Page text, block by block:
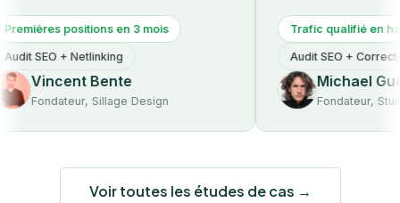
positions en 3 mois
SEO + Netlinking
Vincent Bente
Fondateur, Sillage Design
Trafic qualifié en
Audit SEO + Correction
Michael Guez
Fondateur, Studio
Voir toutes les études de cas →